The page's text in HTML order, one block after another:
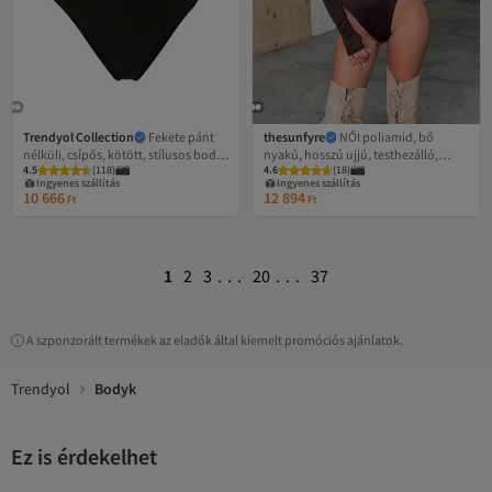
Trendyol Collection
Fekete pánt
nélküli, csípős, kötött, stílusos body
TPRSS25BD00013
4.5 (118)
Ingyenes szállítás
10 666 Ft
thesunfyre
NŐI poliamid, bő
nyakú, hosszú ujjú, testhezálló,
patentos blúz
4.6 (18)
Ingyenes szállítás
12 894 Ft
1 2 3 ... 20 ... 37
A szponzorált termékek az eladók által kiemelt promóciós ajánlatok.
Trendyol Bodyk
Ez is érdekelhet